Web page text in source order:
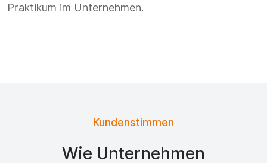
Praktikum im Unternehmen.
Kundenstimmen
Wie Unternehmen